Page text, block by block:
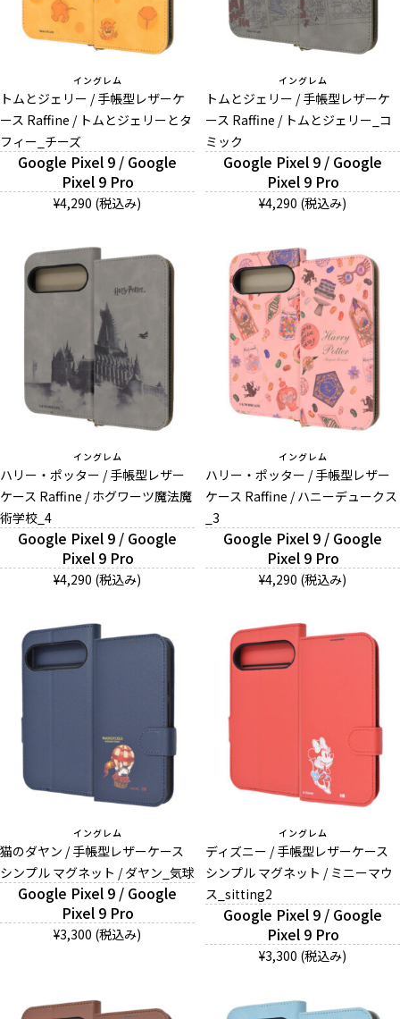
イングレム
トムとジェリー / 手帳型レザーケ
ース Raffine / トムとジェリーとタ
フィー_チーズ
Google Pixel 9 / Google
Pixel 9 Pro
¥4,290 (税込み)
イングレム
トムとジェリー / 手帳型レザーケ
ース Raffine / トムとジェリー_コ
ミック
Google Pixel 9 / Google
Pixel 9 Pro
¥4,290 (税込み)
イングレム
ハリー・ポッター / 手帳型レザー
ケース Raffine / ホグワーツ魔法魔
術学校_4
Google Pixel 9 / Google
Pixel 9 Pro
¥4,290 (税込み)
イングレム
ハリー・ポッター / 手帳型レザー
ケース Raffine / ハニーデュークス
_3
Google Pixel 9 / Google
Pixel 9 Pro
¥4,290 (税込み)
イングレム
猫のダヤン / 手帳型レザーケース
シンプル マグネット / ダヤン_気球
Google Pixel 9 / Google
Pixel 9 Pro
¥3,300 (税込み)
イングレム
ディズニー / 手帳型レザーケース
シンプル マグネット / ミニーマウ
ス_sitting2
Google Pixel 9 / Google
Pixel 9 Pro
¥3,300 (税込み)